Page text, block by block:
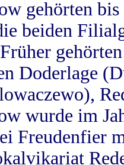
gehörten
beiden
Doderlage
wurde im
Freudenfier